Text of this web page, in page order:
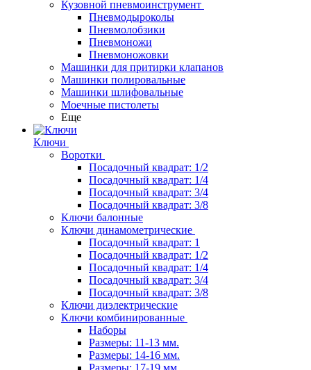
Кузовной пневмоинструмент
Пневмодыроколы
Пневмолобзики
Пневмоножи
Пневмоножовки
Машинки для притирки клапанов
Машинки полировальные
Машинки шлифовальные
Моечные пистолеты
Еще
Ключи
Воротки
Посадочный квадрат: 1/2
Посадочный квадрат: 1/4
Посадочный квадрат: 3/4
Посадочный квадрат: 3/8
Ключи балонные
Ключи динамометрические
Посадочный квадрат: 1
Посадочный квадрат: 1/2
Посадочный квадрат: 1/4
Посадочный квадрат: 3/4
Посадочный квадрат: 3/8
Ключи диэлектрические
Ключи комбинированные
Наборы
Размеры: 11-13 мм.
Размеры: 14-16 мм.
Размеры: 17-19 мм.